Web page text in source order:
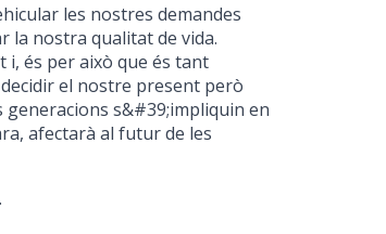
les nostres demandes
la nostra qualitat de vida.
és per això que és tant
el nostre present però
s&#39;impliquin en
afectarà al futur de les